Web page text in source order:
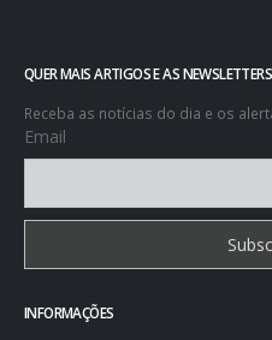
QUER MAIS ARTIGOS E AS
Receba as notícias do dia e os
Email
INFORMAÇÕES